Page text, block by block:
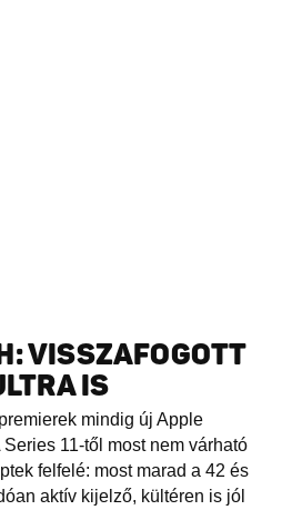
VISSZAFOGOTT
IS
mindig új Apple
11-től most nem várható
felfelé: most marad a 42 és
aktív kijelző, kültéren is jól